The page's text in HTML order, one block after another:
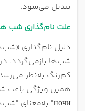
تبدیل می‌شود.
علت نام‌گذاری شب
دلیل نام‌گذاری
شب‌ها بازمی‌گردد.
کم‌رنگ به‌نظر
ночи" به‌معنای "شب‌های سفید" بنامند.